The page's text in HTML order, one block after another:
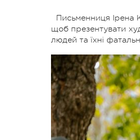
Письменниця Ірена
щоб презентувати
людей та їхні